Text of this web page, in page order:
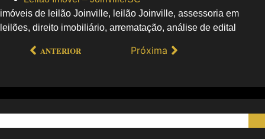
imóveis de leilão Joinville, leilão Joinville, assessoria em
leilões, direito imobiliário, arrematação, análise de edital
ANTERIOR Próxima